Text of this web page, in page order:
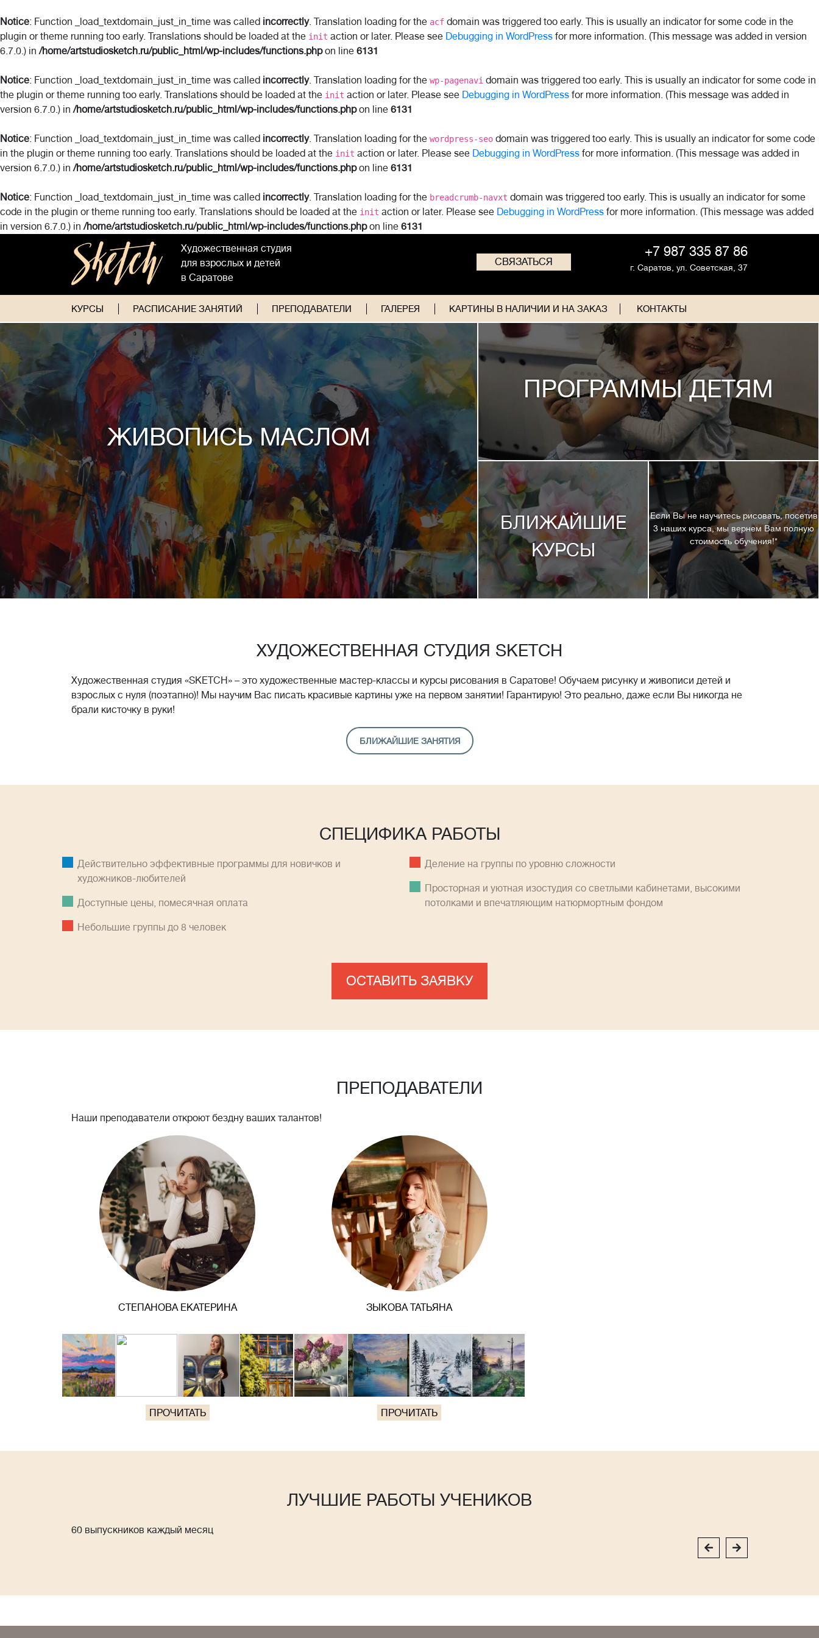
Notice: Function _load_textdomain_just_in_time was called incorrectly. Translation loading for the acf domain was triggered too early. This is usually an indicator for some code in the
plugin or theme running too early. Translations should be loaded at the init action or later. Please see Debugging in WordPress for more information. (This message was added in version
6.7.0.) in/home/artstudiosketch.ru/public_html/wp-includes/functions.phpon line 6131
Notice: Function _load_textdomain_just_in_time was called incorrectly. Translation loading for the wp-pagenavi domain was triggered too early. This is usually an indicator for some code in
the plugin or theme running too early. Translations should be loaded at the init action or later. Please see Debugging in WordPress for more information. (This message was added in
version 6.7.0.) in/home/artstudiosketch.ru/public_html/wp-includes/functions.phpon line 6131
Notice: Function _load_textdomain_just_in_time was called incorrectly. Translation loading for the wordpress-seo domain was triggered too early. This is usually an indicator for some code
in the plugin or theme running too early. Translations should be loaded at the init action or later. Please see Debugging in WordPress for more information. (This message was added in
version 6.7.0.) in/home/artstudiosketch.ru/public_html/wp-includes/functions.phpon line 6131
Notice: Function _load_textdomain_just_in_time was called incorrectly. Translation loading for the breadcrumb-navxt domain was triggered too early. This is usually an indicator for some
code in the plugin or theme running too early. Translations should be loaded at the init action or later. Please see Debugging in WordPress for more information. (This message was added
in version 6.7.0.) in/home/artstudiosketch.ru/public_html/wp-includes/functions.phpon line 6131
Художественная студия
для взрослых и детей
в Саратове
СВЯЗАТЬСЯ
+7 987 335 87 86
г. Саратов, ул. Советская, 37
КУРСЫ РАСПИСАНИЕ ЗАНЯТИЙ ПРЕПОДАВАТЕЛИ ГАЛЕРЕЯ КАРТИНЫ В НАЛИЧИИ И НА ЗАКАЗ КОНТАКТЫ
ЖИВОПИСЬ МАСЛОМ
ПРОГРАММЫ ДЕТЯМ
БЛИЖАЙШИЕ
КУРСЫ
Если Вы не научитесь рисовать, посетив
3 наших курса, мы вернем Вам полную
стоимость обучения!*
ХУДОЖЕСТВЕННАЯ СТУДИЯ SKETCH
Художественная студия «SKETCH» – это художественные мастер-классы и курсы рисования в Саратове! Обучаем рисунку и живописи детей и
взрослых с нуля (поэтапно)! Мы научим Вас писать красивые картины уже на первом занятии! Гарантирую! Это реально, даже если Вы никогда не
брали кисточку в руки!
БЛИЖАЙШИЕ ЗАНЯТИЯ
СПЕЦИФИКА РАБОТЫ
Действительно эффективные программы для новичков и
художников-любителей
Доступные цены, помесячная оплатa
Небольшие группы до 8 человек
Деление на группы по уровню сложности
Просторная и уютная изостудия со светлыми кабинетами, высокими
потолками и впечатляющим натюрмортным фондом
ОСТАВИТЬ ЗАЯВКУ
ПРЕПОДАВАТЕЛИ
Наши преподаватели откроют бездну ваших талантов!
СТЕПАНОВА ЕКАТЕРИНА
ПРОЧИТАТЬ
ЗЫКОВА ТАТЬЯНА
ПРОЧИТАТЬ
ЛУЧШИЕ РАБОТЫ УЧЕНИКОВ
60 выпускников каждый месяц